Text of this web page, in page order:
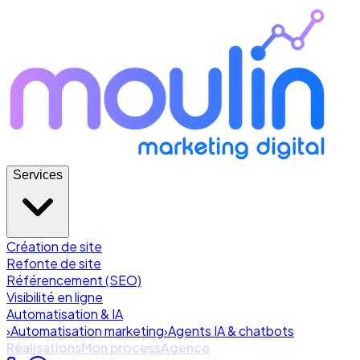
Services
Création de site
Refonte de site
Référencement (SEO)
Visibilité en ligne
Automatisation & IA
›Automatisation marketing›Agents IA & chatbots
RéalisationsMon processAgence